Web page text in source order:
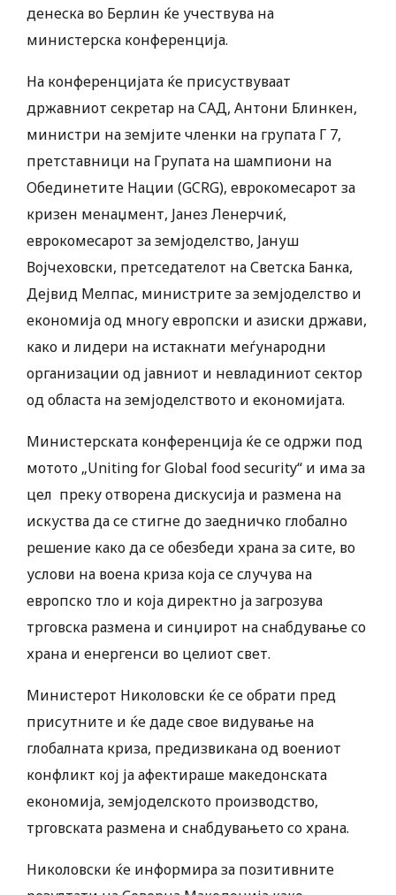
денеска во Берлин ќе учествува на
министерска конференција.
На конференцијата ќе присуствуваат
државниот секретар на САД, Антони Блинкен,
министри на земјите членки на групата Г 7,
претставници на Групата на шампиони на
Обединетите Нации (GCRG), еврокомесарот за
кризен менаџмент, Јанез Ленерчиќ,
еврокомесарот за земјоделство, Јануш
Војчеховски, претседателот на Светска Банка,
Дејвид Мелпас, министрите за земјоделство и
економија од многу европски и азиски држави,
како и лидери на истакнати меѓународни
организации од јавниот и невладиниот сектор
од областа на земјоделството и економијата.
Министерската конференција ќе се одржи под
мотото „Uniting for Global food security“ и има за
цел преку отвoрена дискусија и размена на
искуства да се стигне до заедничко глобално
решение како да се обезбеди храна за сите, во
услови на воена криза која се случува на
европско тло и која директно ја загрозува
трговска размена и синџирот на снабдување со
храна и енергенси во целиот свет.
Министерот Николовски ќе се обрати пред
присутните и ќе даде свое видување на
глобалната криза, предизвикана од воениот
конфликт кој ја афектираше македонската
економија, земјоделското производство,
трговската размена и снабдувањето со храна.
Николовски ќе информира за позитивните